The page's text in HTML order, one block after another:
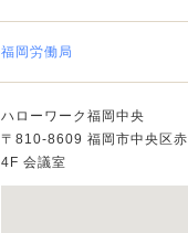
福岡労働局
ハローワーク福岡中央
〒810-8609 福岡市中央区
4F 会議室